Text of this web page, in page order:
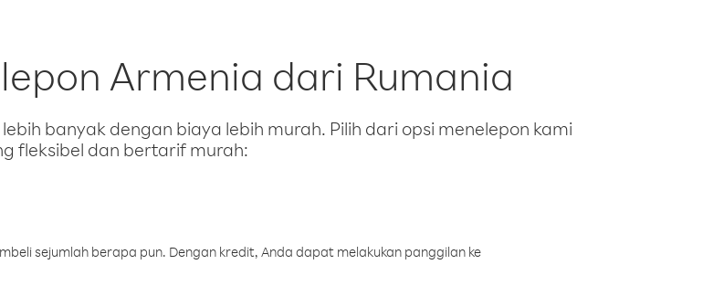
Armenia dari Rumania
banyak dengan biaya lebih murah. Pilih dari opsi menelepon kami
fleksibel dan bertarif murah:
sejumlah berapa pun. Dengan kredit, Anda dapat melakukan panggilan ke